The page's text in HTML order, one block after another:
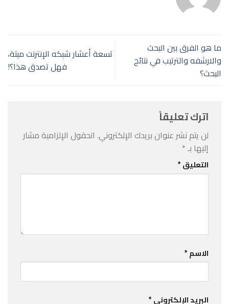
ما هو الفرق بين البحث
والارشفه والترتيب في نتائج
البحث؟
تسعة أعشار شبكه الإنترنت ميتة،
فهل تصدق هذا؟!
اترك تعليقاً
لن يتم نشر عنوان بريدك الإلكتروني. الحقول الإلزامية مشار
إليها بـ*
التعليق*
الاسم*
البريد الإلكتروني*